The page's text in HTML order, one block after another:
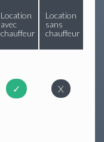
Location
avec
chauffeur
Location
sans
chauffeur
✓ X